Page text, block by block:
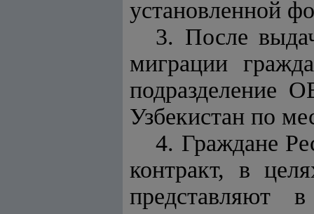
установленной
3. После
миграции
подразделение
Узбекистан по
4. Граждане
контракт, в
представляют